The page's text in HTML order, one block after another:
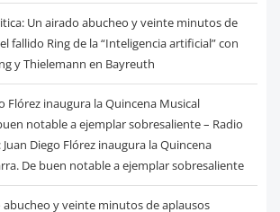
Un airado abucheo y veinte minutos de
fallido Ring de la “Inteligencia artificial” con
y Thielemann en Bayreuth
Flórez inaugura la Quincena Musical
notable a ejemplar sobresaliente – Radio
Juan Diego Flórez inaugura la Quincena
De buen notable a ejemplar sobresaliente
abucheo y veinte minutos de aplausos